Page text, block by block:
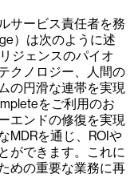
サービス責任者を務
）は次のように述
ジェンスのパイオ
クノロジー、人間の
の円滑な連帯を実現
をご利用のお
エンドの修復を実現
MDRを通じ、ROIや
ができます。これに
めの重要な業務に再